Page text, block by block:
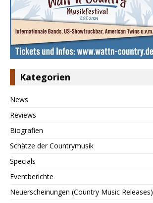
Kategorien
News
Reviews
Biografien
Schätze der Countrymusik
Specials
Eventberichte
Neuerscheinungen (Country Music Releases)